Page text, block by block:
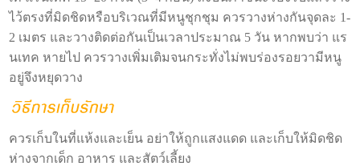
ไว้ตรงที่มิดชิดหรือบริเวณที่มีหนูชุกชุม ควรวางห่างกันจุดละ 1-
2 เมตร และวางติดต่อกันเป็นเวลาประมาณ 5 วัน หากพบว่า แร
นเทค หายไป ควรวางเพิ่มเติมจนกระทั่งไม่พบร่องรอยวามีหนู
อยู่จึงหยุดวาง
ควรเก็บในที่แห้งและเย็น อย่าให้ถูกแสงแดด และเก็บให้มิดชิด
ห่างจากเด็ก อาหาร และสัตว์เลี้ยง